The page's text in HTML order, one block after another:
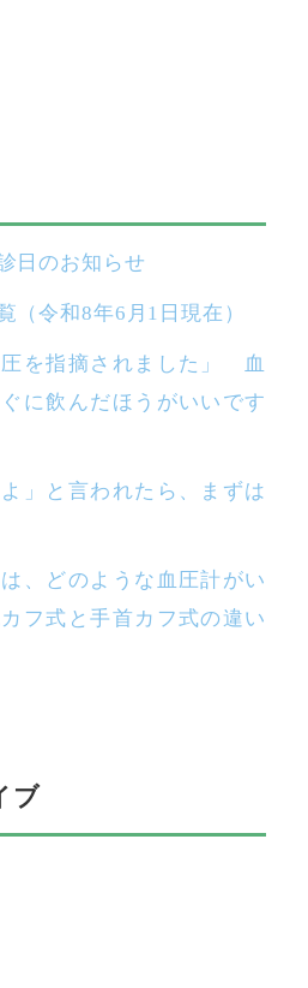
日のお知らせ
（令和8年6月1日現在）
圧を指摘されました」 血
に飲んだほうがいいです
」と言われたら、まずは
、どのような血圧計がい
フ式と手首カフ式の違い
ブ